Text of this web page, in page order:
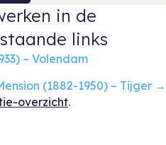
in de
links
– Volendam
(1882-1950) – Tijger →
overzicht.